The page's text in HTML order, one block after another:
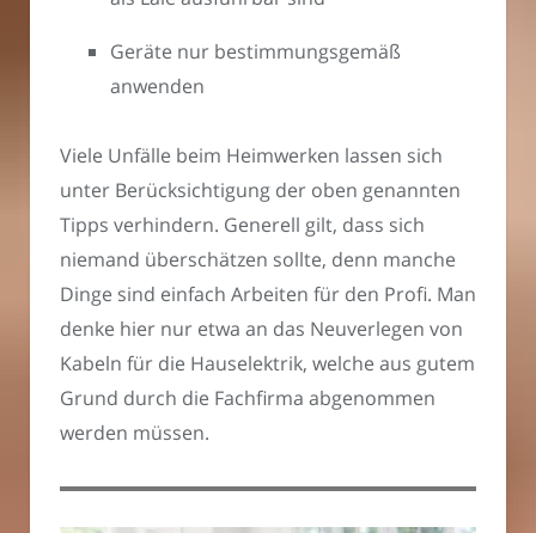
Geräte nur bestimmungsgemäß
anwenden
Viele Unfälle beim Heimwerken lassen sich
unter Berücksichtigung der oben genannten
Tipps verhindern. Generell gilt, dass sich
niemand überschätzen sollte, denn manche
Dinge sind einfach Arbeiten für den Profi. Man
denke hier nur etwa an das Neuverlegen von
Kabeln für die Hauselektrik, welche aus gutem
Grund durch die Fachfirma abgenommen
werden müssen.